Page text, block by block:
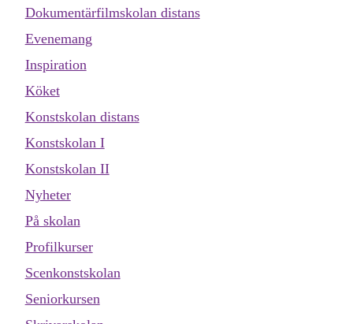
Dokumentärfilmskolan distans
Evenemang
Inspiration
Köket
Konstskolan distans
Konstskolan I
Konstskolan II
Nyheter
På skolan
Profilkurser
Scenkonstskolan
Seniorkursen